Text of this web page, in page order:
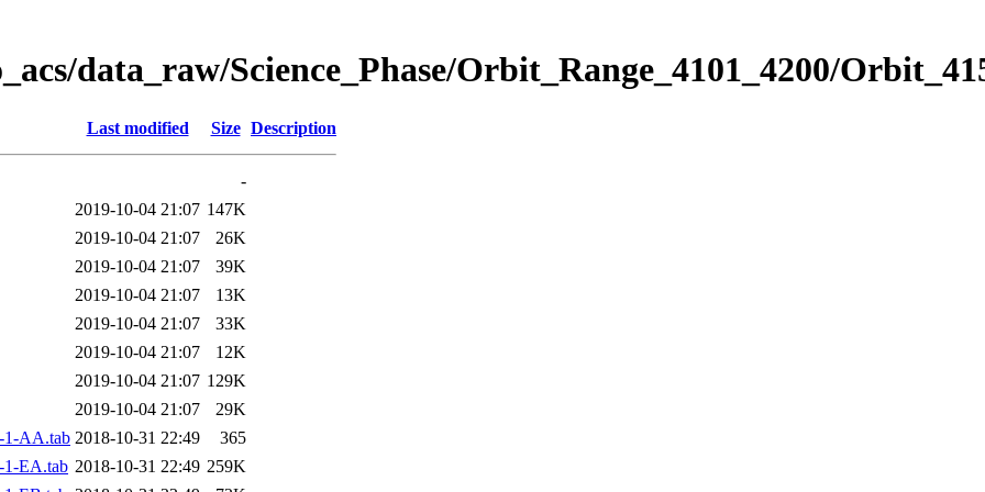
data_raw/Science_Phase/Orbit_Range_4101_4200/
Last modified Size Description
-
2019-10-04 21:07 147K
2019-10-04 21:07
26K
2019-10-04 21:07
39K
2019-10-04 21:07
13K
2019-10-04 21:07
33K
2019-10-04 21:07
12K
2019-10-04 21:07 129K
2019-10-04 21:07
29K
1-AA.tab 2018-10-31 22:49
365
1-EA.tab 2018-10-31 22:49 259K